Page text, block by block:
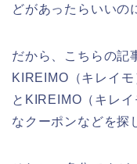
どがあったらいいの
だから、こちらの記
KIREIMO（キレイモ
とKIREIMO（キレ
なクーポンなどを探